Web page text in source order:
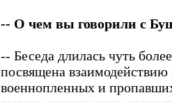
-- О чем вы говорили с
-- Беседа длилась чуть
посвящена
военнопленных и